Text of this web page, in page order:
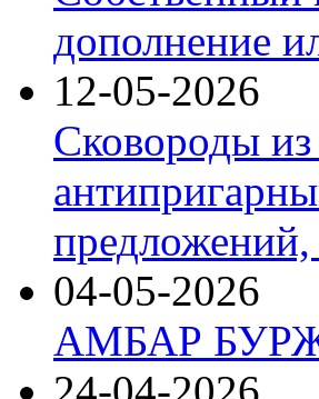
дополнение
12-05-2026
Сковороды
04-05-2026
АМБАР